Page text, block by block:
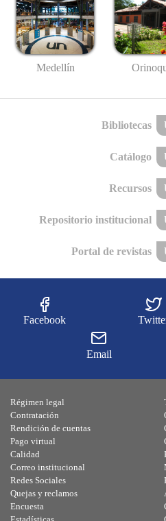
Medellín
Bibliotecas
Catálogo
Recursos
Repositorio institucional
Portal de revistas
Facebook
Email
Régimen legal
Contratación
Rendición de cuentas
Pago virtual
Calidad
Correo institucional
Redes Sociales
Quejas y reclamos
Encuesta